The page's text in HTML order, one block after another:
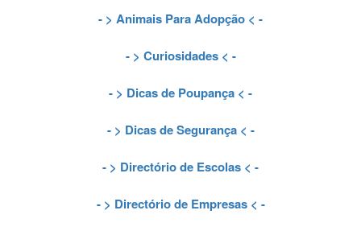
- > Animais Para Adopção < -
- > Curiosidades< -
- > Dicas de Poupança < -
- > Dicas de Segurança< -
- > Directório de Escolas < -
- > Directório de Empresas< -